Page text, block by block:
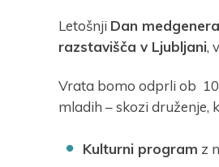
Letošnji Dan
razstavišča v Ljubljani,
Vrata bomo odprli ob
mladih – skozi druženje,
Kulturni program z